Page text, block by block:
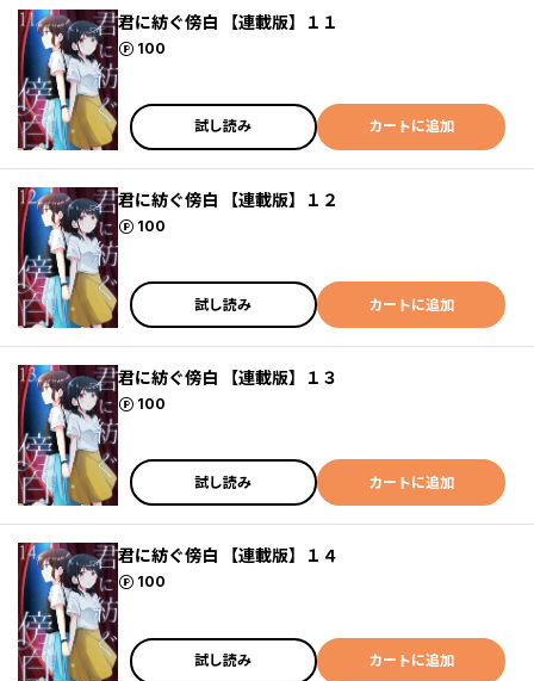
君に紡ぐ傍白 【連載版】１１
100
ポイント
試し読み カートに追加
君に紡ぐ傍白 【連載版】１２
100
ポイント
試し読み カートに追加
君に紡ぐ傍白 【連載版】１３
100
ポイント
試し読み カートに追加
君に紡ぐ傍白 【連載版】１４
100
ポイント
試し読み カートに追加